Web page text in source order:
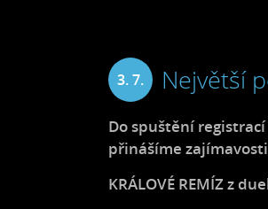
3. 7.
2025
Největší
Do spuštění
přinášíme
KRÁLOVÉ REMÍZ z